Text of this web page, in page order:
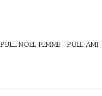
PULL NOEL FEMME PULL AMI